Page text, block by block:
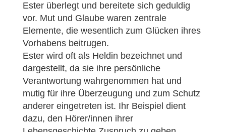
Ester überlegt und bereitete sich geduldig
vor. Mut und Glaube waren zentrale
Elemente, die wesentlich zum Glücken ihres
Vorhabens beitrugen.
Ester wird oft als Heldin bezeichnet und
dargestellt, da sie ihre persönliche
Verantwortung wahrgenommen hat und
mutig für ihre Überzeugung und zum Schutz
anderer eingetreten ist. Ihr Beispiel dient
dazu, den Hörer/innen ihrer